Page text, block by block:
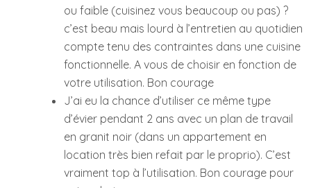
ou faible (cuisinez vous beaucoup ou pas) ?
c’est beau mais lourd à l’entretien au quotidien
compte tenu des contraintes dans une cuisine
fonctionnelle. A vous de choisir en fonction de
votre utilisation. Bon courage
J’ai eu la chance d’utiliser ce même type
d’évier pendant 2 ans avec un plan de travail
en granit noir (dans un appartement en
location très bien refait par le proprio). C’est
vraiment top à l’utilisation. Bon courage pour